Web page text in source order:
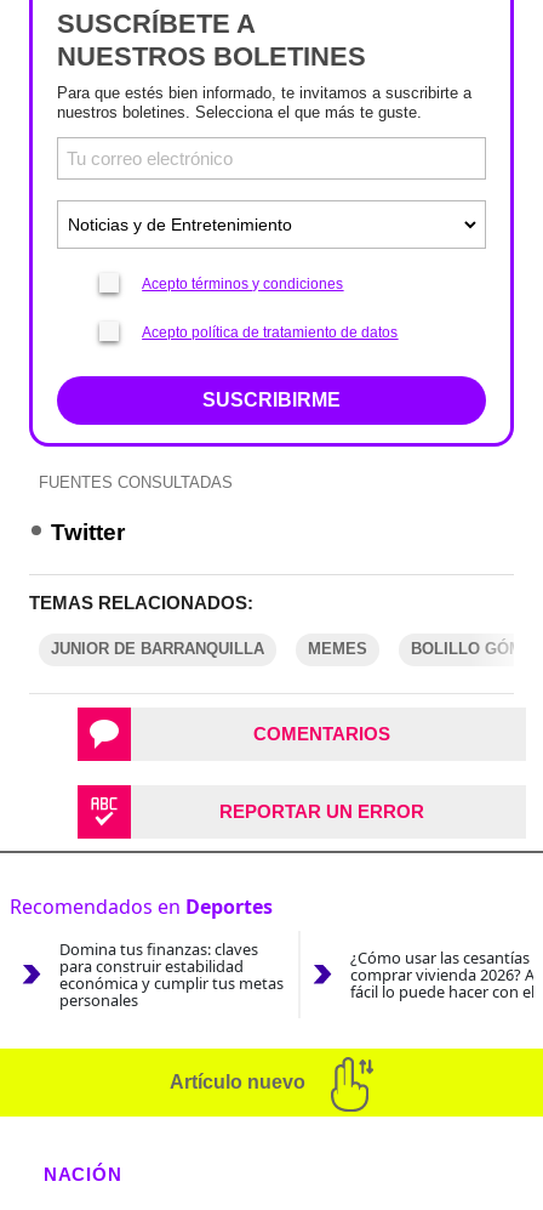
SUSCRÍBETE A
NUESTROS BOLETINES
Para que estés bien informado, te invitamos a suscribirte a
nuestros boletines. Selecciona el que más te guste.
Acepto términos y condiciones
Acepto política de tratamiento de datos
SUSCRIBIRME
FUENTES CONSULTADAS
Twitter
TEMAS RELACIONADOS:
JUNIOR DE BARRANQUILLA MEMES BOLILLO GÓMEZ
COMENTARIOS
REPORTAR UN ERROR
Recomendados en Deportes
Domina tus finanzas: claves
para construir estabilidad
económica y cumplir tus metas
personales
¿Cómo usar las cesantías
comprar vivienda 2026?
fácil lo puede hacer con el
Artículo nuevo
NACIÓN